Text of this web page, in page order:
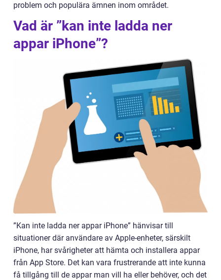
problem och populära ämnen inom området.
Vad är ”kan inte ladda ner
appar iPhone”?
”Kan inte ladda ner appar iPhone” hänvisar till
situationer där användare av Apple-enheter, särskilt
iPhone, har svårigheter att hämta och installera appar
från App Store. Det kan vara frustrerande att inte kunna
få tillgång till de appar man vill ha eller behöver, och det